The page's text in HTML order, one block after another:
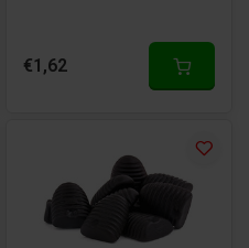
€1,62